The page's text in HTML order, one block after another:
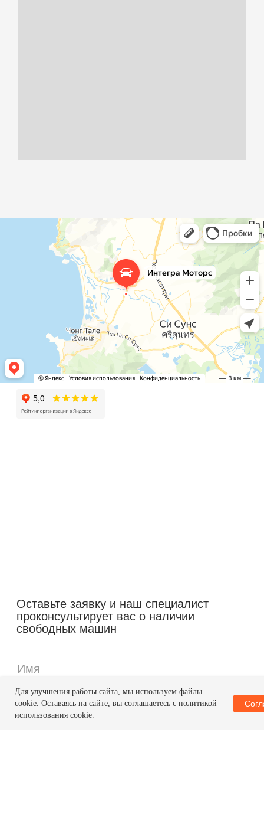
Для улучшения работы сайта, мы используем файлы
cookie. Оставаясь на сайте, вы соглашаетесь с политикой
использования cookie.